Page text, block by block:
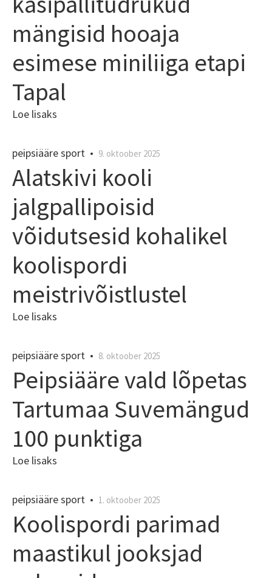
mängisid hooaja
esimese miniliiga etapi
Tapal
Loe lisaks
peipsiääre sport • 9. oktoober 2025
Alatskivi kooli
jalgpallipoisid
võidutsesid kohalikel
koolispordi
meistrivõistlustel
Loe lisaks
peipsiääre sport • 8. oktoober 2025
Peipsiääre vald lõpetas
Tartumaa Suvemängud
100 punktiga
Loe lisaks
peipsiääre sport • 1. oktoober 2025
Koolispordi parimad
maastikul jooksjad